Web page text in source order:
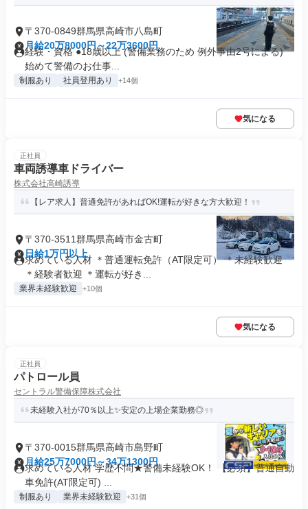
〒370-0849群馬県高崎市八島町
月給20万8000円～22万3600円
経験・資格 ●18歳以上 (警備業務のため 例外事由2号による)
始めて警備のお仕事...
制服あり 社員登用あり +14個
気になる
正社員
車両誘導車ドライバー
株式会社高崎誘導
【レア求人】普通免許があればOK!運転が好きな方大歓迎！
〒370-3511群馬県高崎市金古町
日給1万円以上
求めている人材 ＊普通運転免許（AT限定可） ＊未経験歓迎
＊経験者歓迎 ＊運転が好き...
業界未経験歓迎 +10個
気になる
正社員
パトロール員
セントラル警備保障株式会社
未経験入社が70％以上✨安定の上場企業勤務◎
〒370-0015群馬県高崎市島野町
月給25万7000円～34万1300円
求めている人材 学歴不問★警備未経験OK！ 【必須】普通自動
車免許(AT限定可) ...
制服あり 業界未経験歓迎 +31個